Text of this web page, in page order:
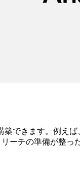
できます。例えば
ーチの準備が整っ